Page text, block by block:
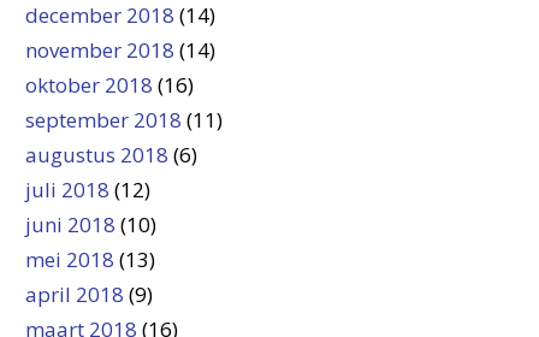
december 2018 (14)
november 2018 (14)
oktober 2018 (16)
september 2018 (11)
augustus 2018 (6)
juli 2018 (12)
juni 2018 (10)
mei 2018 (13)
april 2018 (9)
maart 2018 (16)